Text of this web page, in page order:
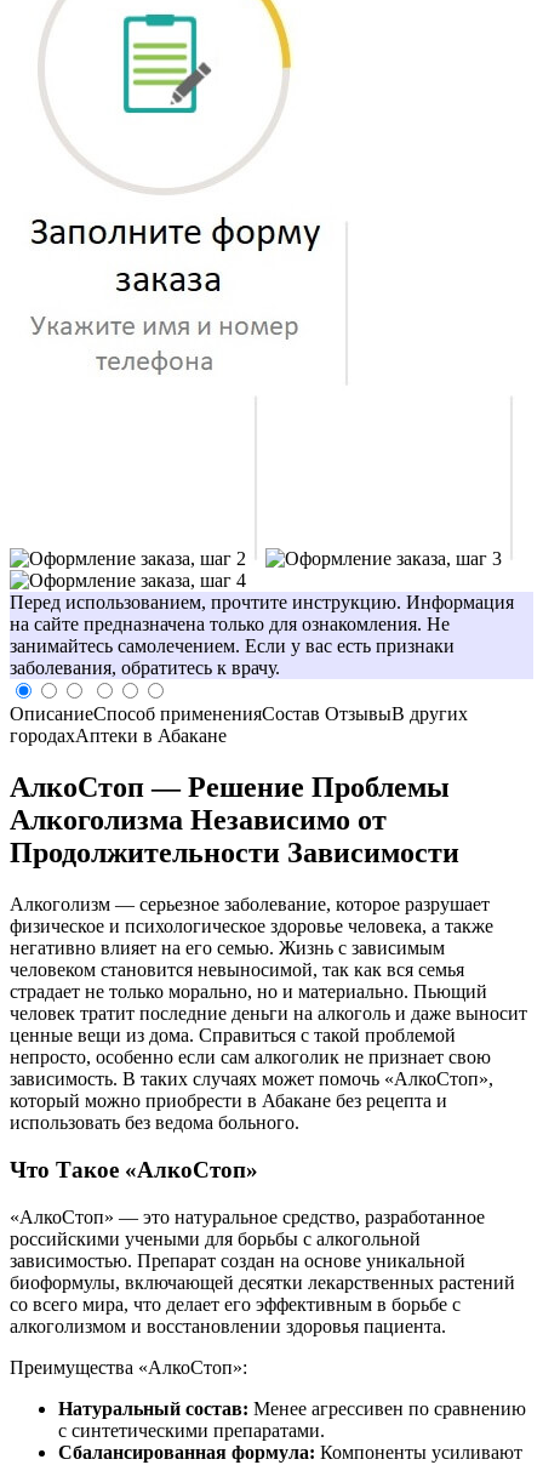
Перед использованием, прочтите инструкцию. Информация
на сайте предназначена только для ознакомления. Не
занимайтесь самолечением. Если у вас есть признаки
заболевания, обратитесь к врачу.
ОписаниеСпособ примененияСостав ОтзывыВ других
городахАптеки в Абакане
АлкоСтоп — Решение Проблемы
Алкоголизма Независимо от
Продолжительности Зависимости
Алкоголизм — серьезное заболевание, которое разрушает
физическое и психологическое здоровье человека, а также
негативно влияет на его семью. Жизнь с зависимым
человеком становится невыносимой, так как вся семья
страдает не только морально, но и материально. Пьющий
человек тратит последние деньги на алкоголь и даже выносит
ценные вещи из дома. Справиться с такой проблемой
непросто, особенно если сам алкоголик не признает свою
зависимость. В таких случаях может помочь «АлкоСтоп»,
который можно приобрести в Абакане без рецепта и
использовать без ведома больного.
Что Такое «АлкоСтоп»
«АлкоСтоп» — это натуральное средство, разработанное
российскими учеными для борьбы с алкогольной
зависимостью. Препарат создан на основе уникальной
биоформулы, включающей десятки лекарственных растений
со всего мира, что делает его эффективным в борьбе с
алкоголизмом и восстановлении здоровья пациента.
Преимущества «АлкоСтоп»:
Натуральный состав: Менее агрессивен по сравнению
с синтетическими препаратами.
Сбалансированная формула: Компоненты усиливают